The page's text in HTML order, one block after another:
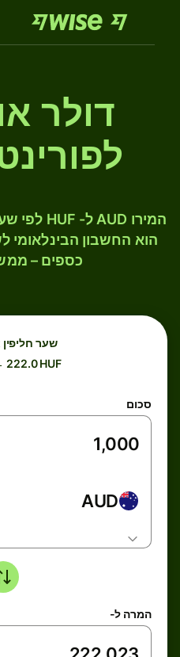
דולר
הוא החשבון הבינלאומי
כספים – ממש
שער חליפין
← 222.0 HUF
סכום
AUD
המרה ל-